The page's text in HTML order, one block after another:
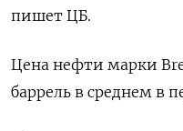
пишет ЦБ.
Цена нефти марки
баррель в среднем в